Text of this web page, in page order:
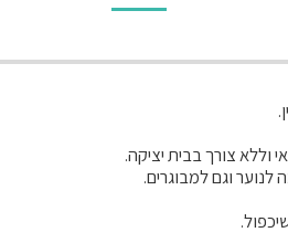
וללא צורך בבית יציקה.
וגם למבוגרים.